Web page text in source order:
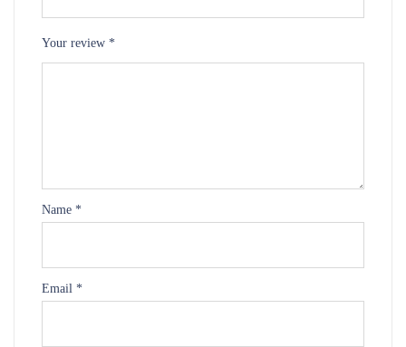
Your review *
Name *
Email *